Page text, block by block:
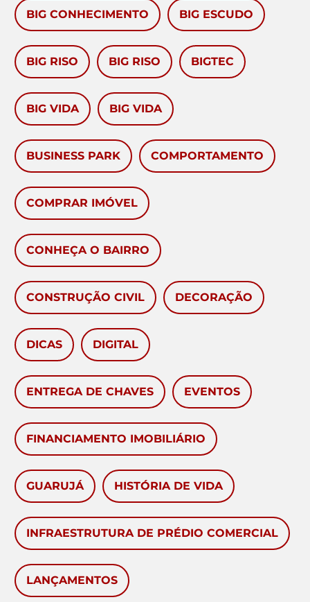
BIG CONHECIMENTO BIG ESCUDO
BIG RISO BIG RISO BIGTEC
BIG VIDA BIG VIDA
BUSINESS PARK COMPORTAMENTO
COMPRAR IMÓVEL
CONHEÇA O BAIRRO
CONSTRUÇÃO CIVIL DECORAÇÃO
DICAS DIGITAL
ENTREGA DE CHAVES EVENTOS
FINANCIAMENTO IMOBILIÁRIO
GUARUJÁ HISTÓRIA DE VIDA
INFRAESTRUTURA DE PRÉDIO COMERCIAL
LANÇAMENTOS